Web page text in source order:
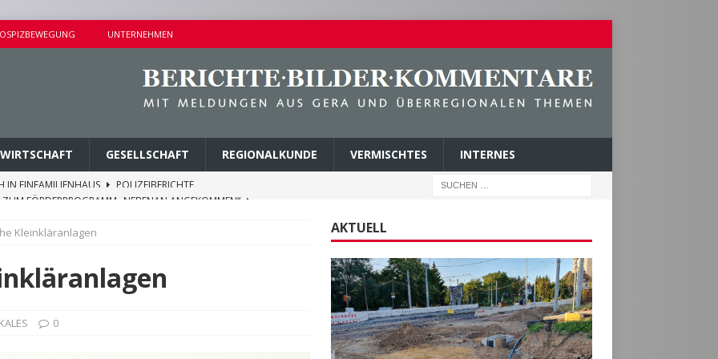
UNTERNEHMEN
WIRTSCHAFT GESELLSCHAFT REGIONALKUNDE VERMISCHTES INTERNES
ZUM FÖRDERPROGRAMM „NEBENAN ANGEKOMMEN“
GEGEN DREI TATVERDÄCHTIGE VOLLSTRECKT
NAHE DER SCHIEFERGASSE
BEI KONTROLLEN IM STRASSENVERKEHR
Kleinkläranlagen
0
AKTUELL